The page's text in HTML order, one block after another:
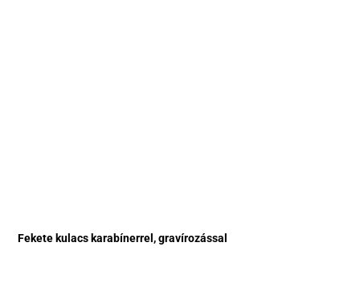
Fekete kulacs karabínerrel, gravírozással